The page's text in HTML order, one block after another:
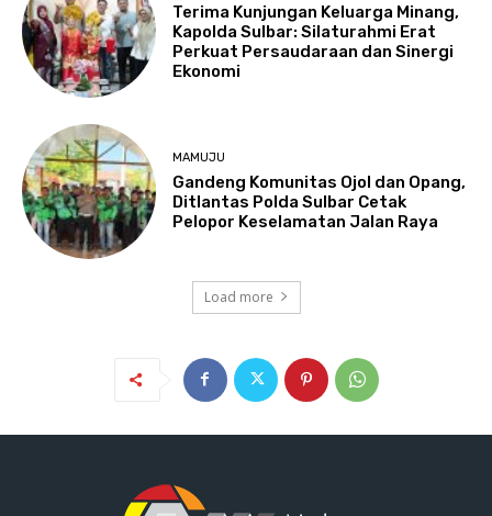
Terima Kunjungan Keluarga Minang,
Kapolda Sulbar: Silaturahmi Erat
Perkuat Persaudaraan dan Sinergi
Ekonomi
MAMUJU
Gandeng Komunitas Ojol dan Opang,
Ditlantas Polda Sulbar Cetak
Pelopor Keselamatan Jalan Raya
Load more